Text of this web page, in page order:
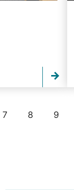
7 8 9